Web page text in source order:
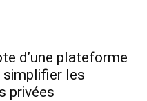
d’une plateforme
simplifier les
privées